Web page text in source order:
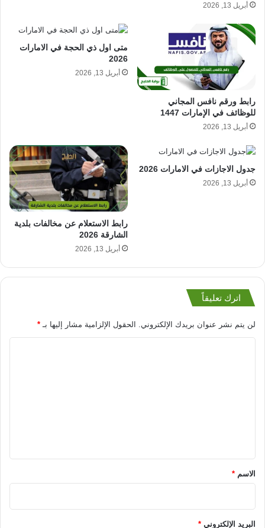
أبريل 13, 2026
رابط ورقم نافس المجاني
للوظائف في الإمارات 1447
أبريل 13, 2026
متى اول ذي الحجة في الامارات
2026
أبريل 13, 2026
جدول الاجازات في الامارات 2026
أبريل 13, 2026
رابط الاستعلام عن مخالفات بلدية
الشارقة 2026
أبريل 13, 2026
اترك تعليقاً
لن يتم نشر عنوان بريدك الإلكتروني. الحقول الإلزامية مشار إليها بـ *
*الاسم *
البريد الإلكتروني *